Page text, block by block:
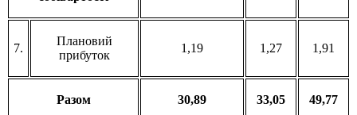
7.
Плановий
прибуток
1,19 1,27 1,91
Разом 30,89 33,05 49,77